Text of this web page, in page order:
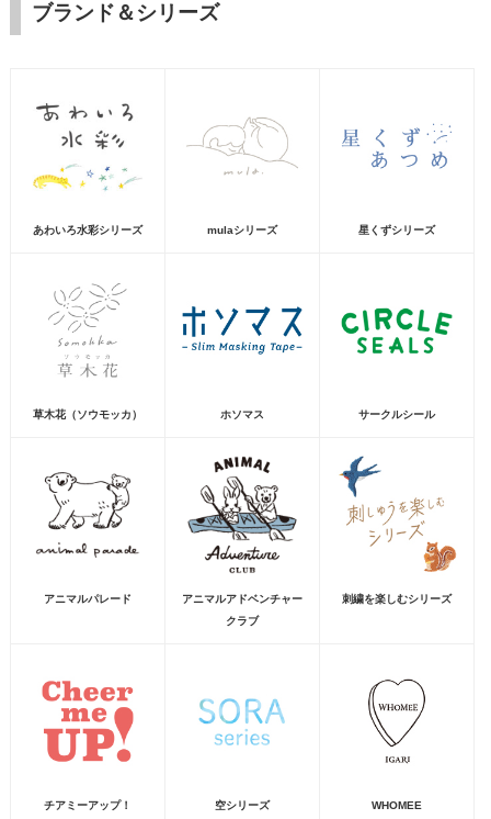
ブランド＆シリーズ
あわいろ水彩シリーズ mulaシリーズ 星くずシリーズ
草木花（ソウモッカ） ホソマス サークルシール
アニマルパレード
アニマルアドベンチャー
クラブ
刺繍を楽しむシリーズ
チアミーアップ！ 空シリーズ WHOMEE